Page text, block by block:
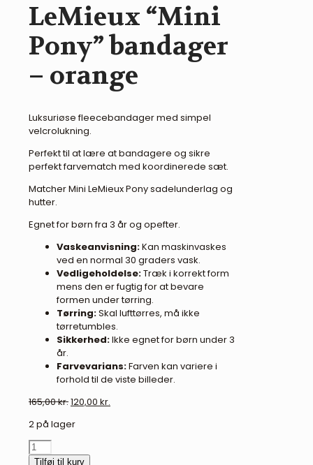
LeMieux “Mini
Pony” bandager
– orange
Luksuriøse fleecebandager med simpel
velcrolukning.
Perfekt til at lære at bandagere og sikre
perfekt farvematch med koordinerede sæt.
Matcher Mini LeMieux Pony sadelunderlag og
hutter.
Egnet for børn fra 3 år og opefter.
Vaskeanvisning:Kan maskinvaskes
ved en normal 30 graders vask.
Vedligeholdelse:Træk i korrekt form
mens den er fugtig for at bevare
formen under tørring.
Tørring:Skal lufttørres, må ikke
tørretumbles.
Sikkerhed:Ikke egnet for børn under 3
år.
Farvevarians:Farven kan variere i
forhold til de viste billeder.
165,00kr.Den
pris
165,00 kr..
120,00 kr.
2 på lager
LeMieux
"Mini
Tilføj til kurv